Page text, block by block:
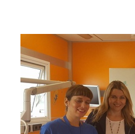
2013
2012
2010
2006